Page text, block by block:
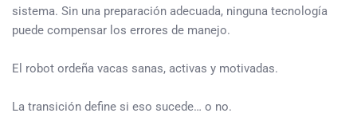
sistema. Sin una preparación adecuada, ninguna tecnología
puede compensar los errores de manejo.
El robot ordeña vacas sanas, activas y motivadas.
La transición define si eso sucede… o no.